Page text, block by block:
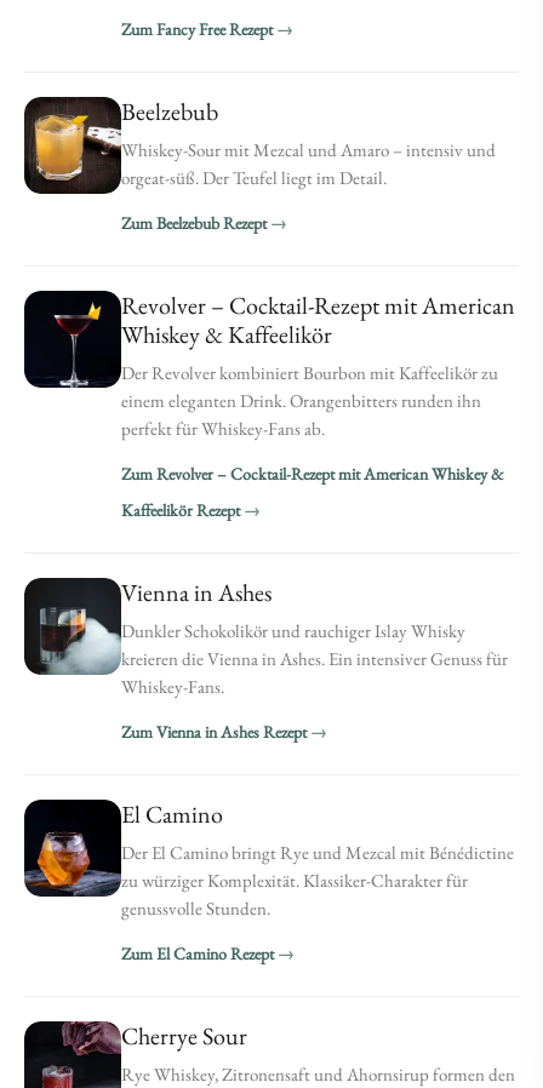
Zum Fancy Free Rezept
Beelzebub
Whiskey-Sour mit Mezcal und Amaro – intensiv und
orgeat-süß. Der Teufel liegt im Detail.
Zum Beelzebub Rezept
Revolver – Cocktail-Rezept mit American
Whiskey & Kaffeelikör
Der Revolver kombiniert Bourbon mit Kaffeelikör zu
einem eleganten Drink. Orangenbitters runden ihn
perfekt für Whiskey-Fans ab.
Zum Revolver – Cocktail-Rezept mit American Whiskey &
Kaffeelikör Rezept
Vienna in Ashes
Dunkler Schokolikör und rauchiger Islay Whisky
kreieren die Vienna in Ashes. Ein intensiver Genuss für
Whiskey-Fans.
Zum Vienna in Ashes Rezept
El Camino
Der El Camino bringt Rye und Mezcal mit Bénédictine
zu würziger Komplexität. Klassiker-Charakter für
genussvolle Stunden.
Zum El Camino Rezept
Cherrye Sour
Rye Whiskey, Zitronensaft und Ahornsirup formen den